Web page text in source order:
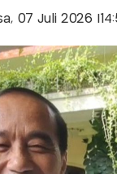
07 Juli 2026